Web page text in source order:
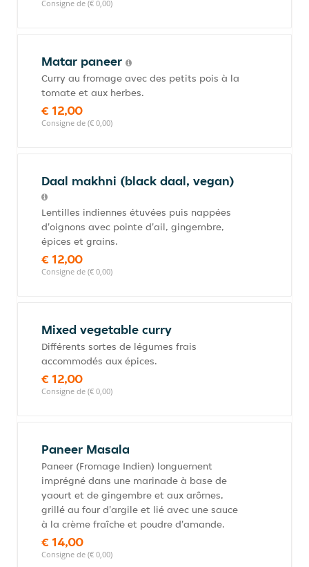
Consigne de (€ 0,00)
Matar paneer
Curry au fromage avec des petits pois à la
tomate et aux herbes.
€ 12,00
Consigne de (€ 0,00)
Daal makhni (black daal, vegan)
Lentilles indiennes étuvées puis nappées
d'oignons avec pointe d'ail, gingembre,
épices et grains.
€ 12,00
Consigne de (€ 0,00)
Mixed vegetable curry
Différents sortes de légumes frais
accommodés aux épices.
€ 12,00
Consigne de (€ 0,00)
Paneer Masala
Paneer (Fromage Indien) longuement
imprégné dans une marinade à base de
yaourt et de gingembre et aux arômes,
grillé au four d'argile et lié avec une sauce
à la crème fraîche et poudre d'amande.
€ 14,00
Consigne de (€ 0,00)